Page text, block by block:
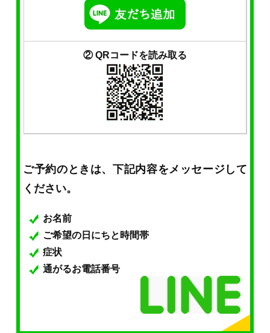
② QRコードを読み取る
ご予約のときは、下記内容をメッセージして
ください。
お名前
ご希望の日にちと時間帯
症状
通がるお電話番号